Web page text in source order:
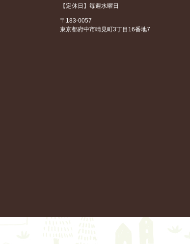
【定休日】毎週水曜日
〒183-0057
東京都府中市晴見町3丁目16番地7